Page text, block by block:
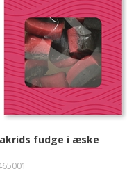
fudge i æske